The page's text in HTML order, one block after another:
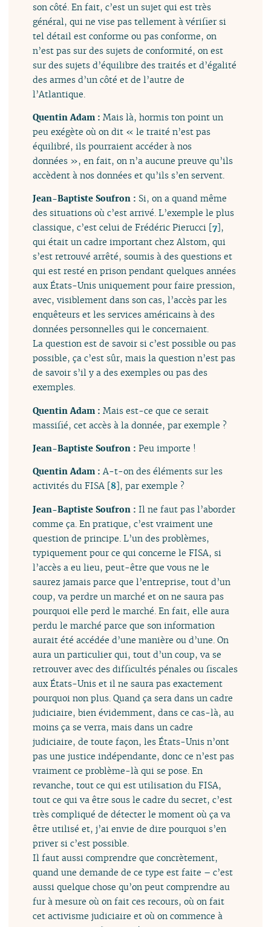
son côté. En fait, c’est un sujet qui est très
général, qui ne vise pas tellement à vérifier si
tel détail est conforme ou pas conforme, on
n’est pas sur des sujets de conformité, on est
sur des sujets d’équilibre des traités et d’égalité
des armes d’un côté et de l’autre de
l’Atlantique.
Quentin Adam :Mais là, hormis ton point un
peu exégète où on dit « le traité n’est pas
équilibré, ils pourraient accéder à nos
données », en fait, on n’a aucune preuve qu’ils
accèdent à nos données et qu’ils s’en servent.
Jean-Baptiste Soufron : Si, on a quand même
des situations où c’est arrivé. L’exemple le plus
classique, c’est celui de Frédéric Pierucci [7],
qui était un cadre important chez Alstom, qui
s’est retrouvé arrêté, soumis à des questions et
qui est resté en prison pendant quelques années
aux États-Unis uniquement pour faire pression,
avec, visiblement dans son cas, l’accès par les
enquêteurs et les services américains à des
données personnelles qui le concernaient.
La question est de savoir si c’est possible ou pas
possible, ça c’est sûr, mais la question n’est pas
de savoir s’il y a des exemples ou pas des
exemples.
Quentin Adam :Mais est-ce que ce serait
massifié, cet accès à la donnée, par exemple ?
Jean-Baptiste Soufron :Peu importe !
Quentin Adam :A-t-on des éléments sur les
activités du FISA [8], par exemple ?
Jean-Baptiste Soufron :Il ne faut pas l’aborder
comme ça. En pratique, c’est vraiment une
question de principe. L’un des problèmes,
typiquement pour ce qui concerne le FISA, si
l’accès a eu lieu, peut-être que vous ne le
saurez jamais parce que l’entreprise, tout d’un
coup, va perdre un marché et on ne saura pas
pourquoi elle perd le marché. En fait, elle aura
perdu le marché parce que son information
aurait été accédée d’une manière ou d’une. On
aura un particulier qui, tout d’un coup, va se
retrouver avec des difficultés pénales ou fiscales
aux États-Unis et il ne saura pas exactement
pourquoi non plus. Quand ça sera dans un cadre
judiciaire, bien évidemment, dans ce cas-là, au
moins ça se verra, mais dans un cadre
judiciaire, de toute façon, les États-Unis n’ont
pas une justice indépendante, donc ce n’est pas
vraiment ce problème-là qui se pose. En
revanche, tout ce qui est utilisation du FISA,
tout ce qui va être sous le cadre du secret, c’est
très compliqué de détecter le moment où ça va
être utilisé et, j’ai envie de dire pourquoi s’en
priver si c’est possible.
Il faut aussi comprendre que concrètement,
quand une demande de ce type est faite – c’est
aussi quelque chose qu’on peut comprendre au
fur à mesure où on fait ces recours, où on fait
cet activisme judiciaire et où on commence à